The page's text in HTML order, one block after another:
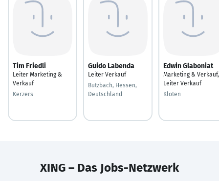
Tim Friedli
Leiter Marketing &
Verkauf
Kerzers
Guido Labenda
Leiter Verkauf
Butzbach, Hessen,
Deutschland
Edwin Glaboniat
Marketing & Verkauf,
Leiter Verkauf
Kloten
XING – Das Jobs-Netzwerk